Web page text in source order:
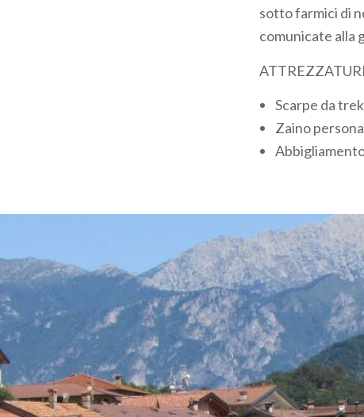
sotto farmici di
comunicate alla
Scarpe da
Zaino